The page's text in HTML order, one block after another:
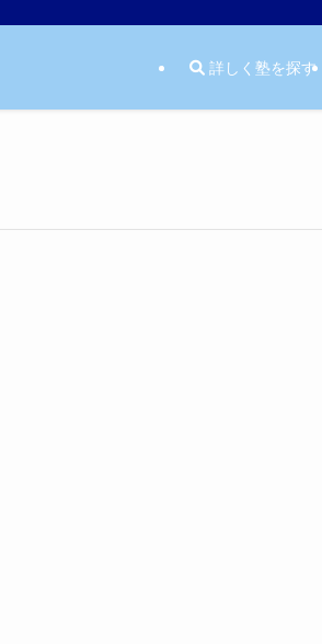
詳しく塾を探す